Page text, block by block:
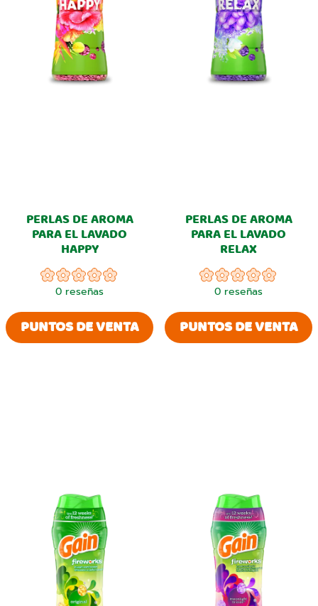
PERLAS DE AROMA
PARA EL LAVADO
HAPPY
0 reseñas
PUNTOS DE VENTA
PERLAS DE AROMA
PARA EL LAVADO
RELAX
0 reseñas
PUNTOS DE VENTA